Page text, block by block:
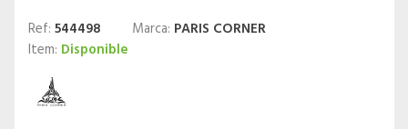
Ref: 544498 Marca: PARIS CORNER
Item: Disponible